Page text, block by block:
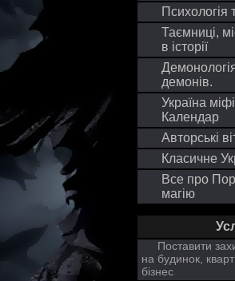
Психологія
Таємниці,
в історії
демонів.
Україна
Календар
Авторські
Класичне
Все про
магію
Поставити
на будинок,
бізнес